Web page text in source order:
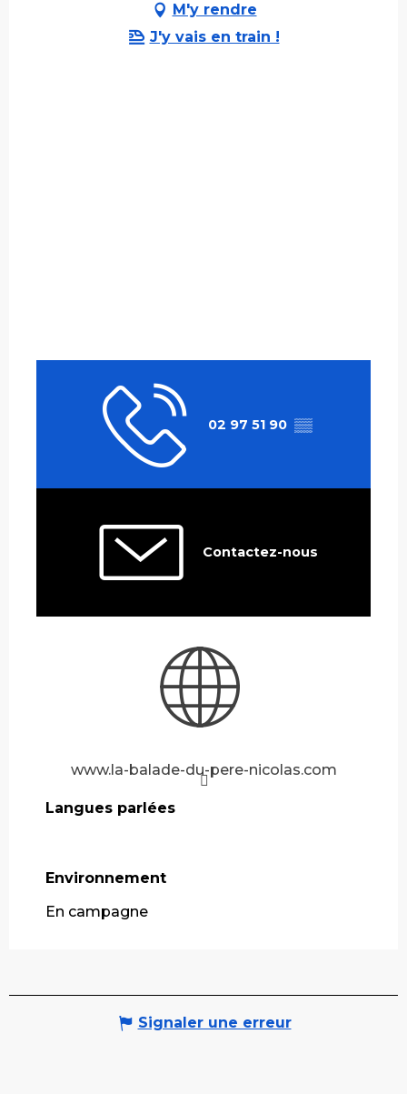
M'y rendre
J'y vais en train !
02 97 51 90 ▒▒
Contactez-nous
www.la-balade-du-pere-nicolas.com
Langues parlées
Langues parlées
Environnement
Environnement
En campagne
Signaler une erreur